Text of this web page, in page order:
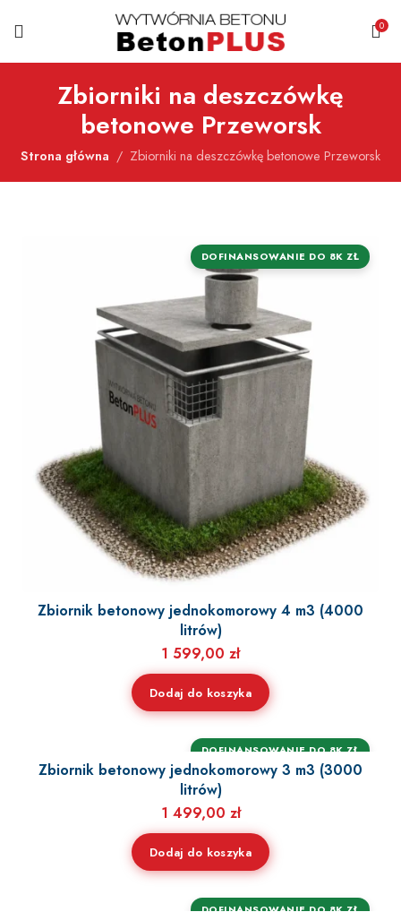
0
Zbiorniki na deszczówkę
betonowe Przeworsk
Strona główna Zbiorniki na deszczówkę betonowe Przeworsk
DOFINANSOWANIE DO 8K ZŁ
Zbiornik betonowy jednokomorowy 4 m3 (4000
litrów)
1 599,00 zł
Dodaj do koszyka
DOFINANSOWANIE DO 8K ZŁ
Zbiornik betonowy jednokomorowy 3 m3 (3000
litrów)
1 499,00 zł
Dodaj do koszyka